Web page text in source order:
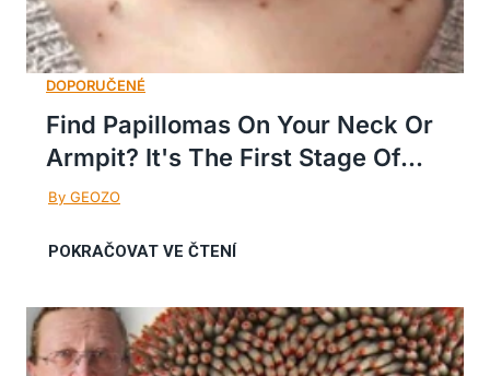
Find Papillomas On Your Neck Or
Armpit? It's The First Stage Of...